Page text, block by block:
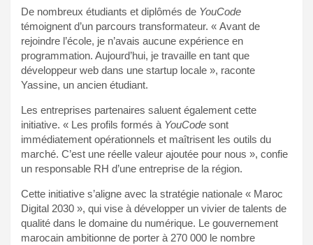
De nombreux étudiants et diplômés de YouCode
témoignent d’un parcours transformateur. « Avant de
rejoindre l’école, je n’avais aucune expérience en
programmation. Aujourd’hui, je travaille en tant que
développeur web dans une startup locale », raconte
Yassine, un ancien étudiant.
Les entreprises partenaires saluent également cette
initiative. « Les profils formés à YouCode sont
immédiatement opérationnels et maîtrisent les outils du
marché. C’est une réelle valeur ajoutée pour nous », confie
un responsable RH d’une entreprise de la région.
Cette initiative s’aligne avec la stratégie nationale « Maroc
Digital 2030 », qui vise à développer un vivier de talents de
qualité dans le domaine du numérique. Le gouvernement
marocain ambitionne de porter à 270 000 le nombre